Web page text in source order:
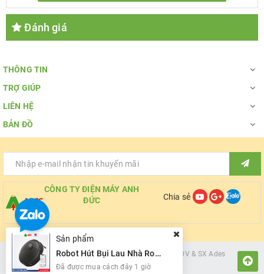
Dài 0.9m
Bảo hành 12 tháng
Đánh giá
THÔNG TIN
TRỢ GIÚP
LIÊN HỆ
BẢN ĐỒ
CÔNG TY ĐIỆN MÁY ANH
ĐỨC
Chia sẻ
© Bản quyền thuộc vềCông ty cổ phẩn TMDV & SX Ades
Cung cấp bởiSapo
Sản phẩm
Robot Hút Bụi Lau Nhà Roborock Q10 VF
Đã được mua cách đây 1 giờ
0979691514